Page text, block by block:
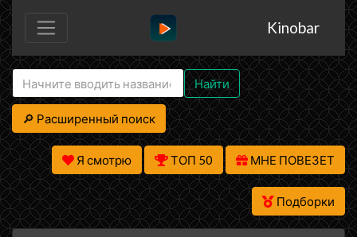
Kinobar
Найти
🔎 Расширенный поиск
Я смотрю ТОП 50 МНЕ ПОВЕЗЕТ
Подборки